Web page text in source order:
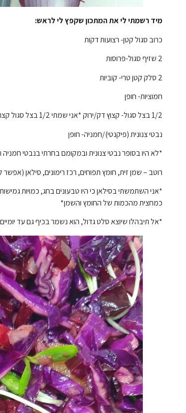
מיד רשמתי לי את המתכון שקפץ לי לראש:
כרוב סגול קטן- רצועות דקות
2 שזיף סגול-פרוסות
2 סלק קטן טרי- קוביות
חמוציות- חופן
1/2 בצל סגול- קצוץ דק/ירוק *אני שמתי 1/2 בצל סגול קצוץ מאוד דק*
נבטי צנונית (פיקנטי)/חמניה- חופן
*לא היו בסופר נבטי צנונית ובמקומם בחרתי בנבטי
רוטב – שמן זית, חומץ תפוחים, רכז רימונים, סילאן
*אני השתמשתי בסילאן כי היו טבעונים בחג, כמויות
כמחצית מהכמות של החומץ והשמן*
*אל תיבהלו שיוצא סלט גדול, הוא נשמר בכיף גם עד